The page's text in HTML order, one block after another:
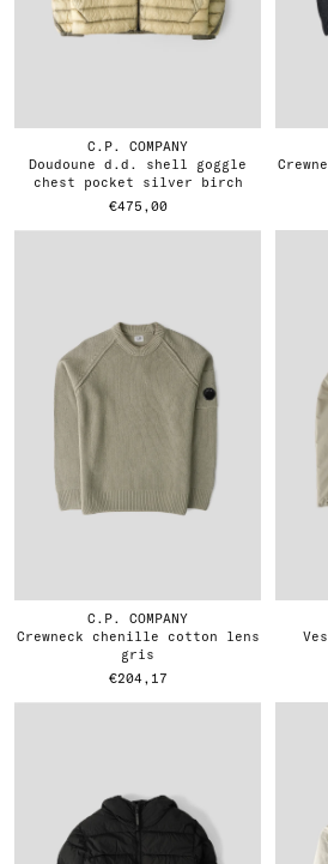
C.P. COMPANY
doudoune d.d. shell goggle
chest pocket silver birch
€475,00
crewneck chenille cotton lens
C.P. COMPANY
crewneck chenille cotton lens
gris
€204,17
veste pro-tek primaloft